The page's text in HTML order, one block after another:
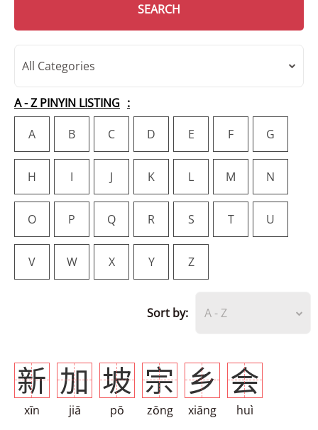
SEARCH
All Categories
A - Z PINYIN LISTING
A
B C D E F G
H I J K L M N
O P Q R S T U
V W X Y Z
Sort by: A - Z
新
xīn
加
jiā
坡
pō
宗
zōng
乡
xiāng
会
huì